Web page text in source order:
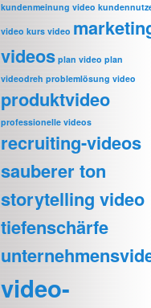
kundenmeinung video
video kurs video
videos plan video plan
videodreh problemlösung video
produktvideo
professionelle videos
recruiting-videos
sauberer ton
storytelling video
tiefenschärfe
video-